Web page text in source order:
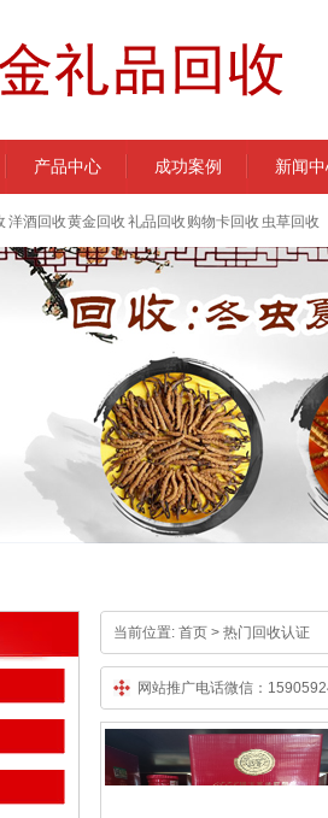
产品中心 成功案例 新闻
洋酒回收 黄金回收 礼品回收 购物卡回收 虫草回收
当前位置: 首页 > 热门回收认证
网站推广电话微信：